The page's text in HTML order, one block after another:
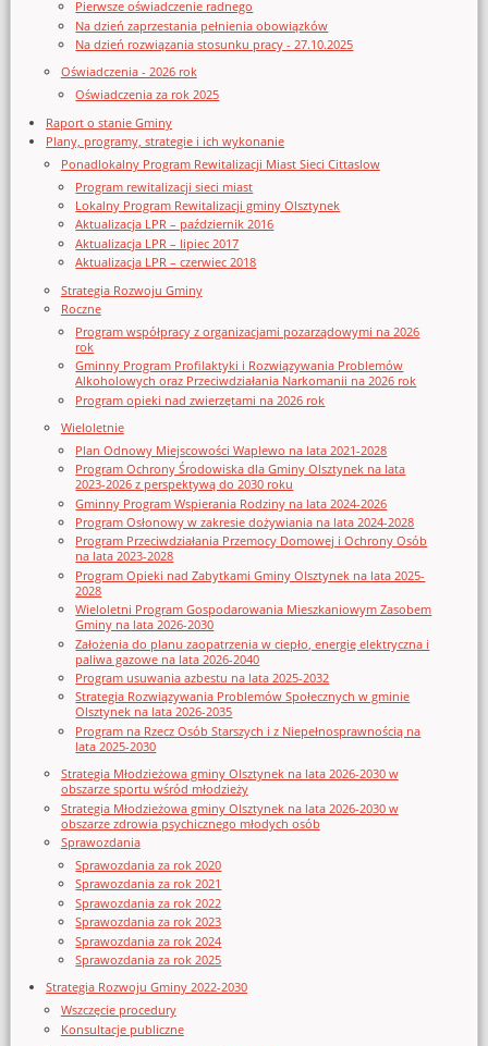
Pierwsze oświadczenie radnego
Na dzień zaprzestania pełnienia obowiązków
Na dzień rozwiązania stosunku pracy - 27.10.2025
Oświadczenia - 2026 rok
Oświadczenia za rok 2025
Raport o stanie Gminy
Plany, programy, strategie i ich wykonanie
Ponadlokalny Program Rewitalizacji Miast Sieci Cittaslow
Program rewitalizacji sieci miast
Lokalny Program Rewitalizacji gminy Olsztynek
Aktualizacja LPR – październik 2016
Aktualizacja LPR – lipiec 2017
Aktualizacja LPR – czerwiec 2018
Strategia Rozwoju Gminy
Roczne
Program współpracy z organizacjami pozarządowymi na 2026
rok
Gminny Program Profilaktyki i Rozwiązywania Problemów
Alkoholowych oraz Przeciwdziałania Narkomanii na 2026 rok
Program opieki nad zwierzętami na 2026 rok
Wieloletnie
Plan Odnowy Miejscowości Waplewo na lata 2021-2028
Program Ochrony Środowiska dla Gminy Olsztynek na lata
2023-2026 z perspektywą do 2030 roku
Gminny Program Wspierania Rodziny na lata 2024-2026
Program Osłonowy w zakresie dożywiania na lata 2024-2028
Program Przeciwdziałania Przemocy Domowej i Ochrony Osób
na lata 2023-2028
Program Opieki nad Zabytkami Gminy Olsztynek na lata 2025-
2028
Wieloletni Program Gospodarowania Mieszkaniowym Zasobem
Gminy na lata 2026-2030
Założenia do planu zaopatrzenia w ciepło, energię elektryczna i
paliwa gazowe na lata 2026-2040
Program usuwania azbestu na lata 2025-2032
Strategia Rozwiązywania Problemów Społecznych w gminie
Olsztynek na lata 2026-2035
Program na Rzecz Osób Starszych i z Niepełnosprawnością na
lata 2025-2030
Strategia Młodzieżowa gminy Olsztynek na lata 2026-2030 w
obszarze sportu wśród młodzieży
Strategia Młodzieżowa gminy Olsztynek na lata 2026-2030 w
obszarze zdrowia psychicznego młodych osób
Sprawozdania
Sprawozdania za rok 2020
Sprawozdania za rok 2021
Sprawozdania za rok 2022
Sprawozdania za rok 2023
Sprawozdania za rok 2024
Sprawozdania za rok 2025
Strategia Rozwoju Gminy 2022-2030
Wszczęcie procedury
Konsultacje publiczne